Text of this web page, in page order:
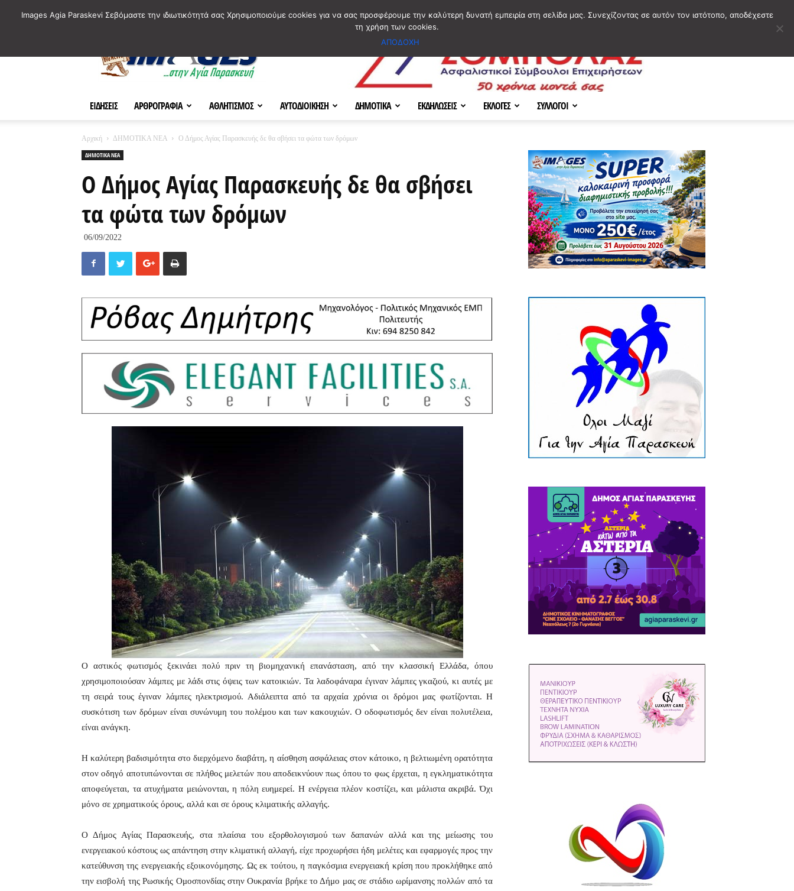
ΕΙΔΗΣΕΙΣ ΑΡΘΡΟΓΡΑΦΙΑ ΑΘΛΗΤΙΣΜΟΣ ΑΥΤΟΔΙΟΙΚΗΣΗ ΔΗΜΟΤΙΚΑ ΕΚΔΗΛΩΣΕΙΣ ΕΚΛΟΓΕΣ ΣΥΛΛΟΓΟΙ
Αρχική ΔΗΜΟΤΙΚΑ ΝΕΑ
Ο Δήμος Αγίας Παρασκευής δε θα σβήσει τα φώτα των δρόμων
ΔΗΜΟΤΙΚΑ ΝΕΑ
Ο Δήμος Αγίας Παρασκευής δε θα σβήσει
τα φώτα των δρόμων
06/09/2022
Ο αστικός φωτισμός ξεκινάει πολύ πριν τη βιομηχανική επανάσταση, από την κλασσική Ελλάδα, όπου
χρησιμοποιούσαν λάμπες με λάδι στις όψεις των κατοικιών. Τα λαδοφάναρα έγιναν λάμπες γκαζιού, κι αυτές με
τη σειρά τους έγιναν λάμπες ηλεκτρισμού. Αδιάλειπτα από τα αρχαία χρόνια οι δρόμοι μας φωτίζονται. Η
συσκότιση των δρόμων είναι συνώνυμη του πολέμου και των κακουχιών. Ο οδοφωτισμός δεν είναι πολυτέλεια,
είναι ανάγκη.
Η καλύτερη βαδισιμότητα στο διερχόμενο διαβάτη, η αίσθηση ασφάλειας στον κάτοικο, η βελτιωμένη ορατότητα
στον οδηγό αποτυπώνονται σε πλήθος μελετών που αποδεικνύουν πως όπου το φως έρχεται, η εγκληματικότητα
αποφεύγεται, τα ατυχήματα μειώνονται, η πόλη ευημερεί. Η ενέργεια πλέον κοστίζει, και μάλιστα ακριβά. Όχι
μόνο σε χρηματικούς όρους, αλλά και σε όρους κλιματικής αλλαγής.
Ο Δήμος Αγίας Παρασκευής, στα πλαίσια του εξορθολογισμού των δαπανών αλλά και της μείωσης του
ενεργειακού κόστους ως απάντηση στην κλιματική αλλαγή, είχε προχωρήσει ήδη μελέτες και εφαρμογές προς την
κατεύθυνση της ενεργειακής εξοικονόμησης. Ως εκ τούτου, η παγκόσμια ενεργειακή κρίση που προκλήθηκε από
την εισβολή της Ρωσικής Ομοσπονδίας στην Ουκρανία βρήκε το Δήμο μας σε στάδιο ωρίμανσης πολλών από τα
Images Agia Paraskevi Σεβόμαστε την ιδιωτικότητά σας Χρησιμοποιούμε cookies για να σας προσφέρουμε την καλύτερη δυνατή εμπειρία στη σελίδα μας. Συνεχίζοντας σε αυτόν τον ιστότοπο, αποδέχεστε
τη χρήση των cookies.
ΑΠΟΔΟΧΗ